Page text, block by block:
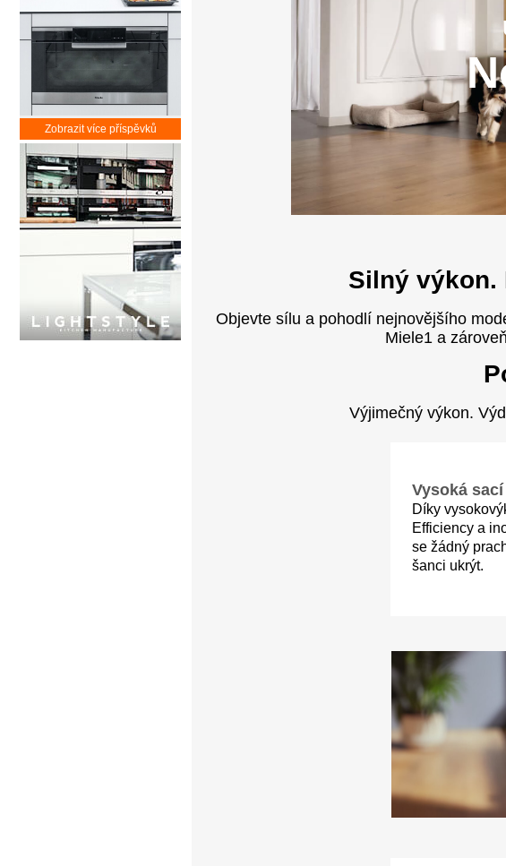
Silný výkon.
Objevte sílu a pohodlí nejnovějšího
Miele1 a
Výjimečný výkon.
Vysoká
Díky
Efficiency a
se žádný
šanci ukrýt.
Zobrazit více příspěvků